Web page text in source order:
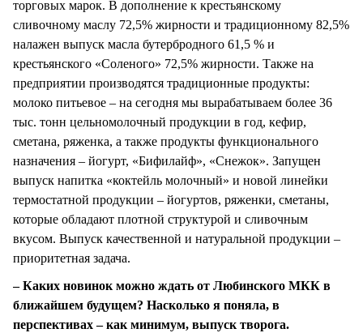
торговых марок. В дополнение к крестьянскому
сливочному маслу 72,5% жирности и традиционному 82,5%
налажен выпуск масла бутербродного 61,5 % и
крестьянского «Соленого» 72,5% жирности. Также на
предприятии производятся традиционные продукты:
молоко питьевое – на сегодня мы вырабатываем более 36
тыс. тонн цельномолочный продукции в год, кефир,
сметана, ряженка, а также продукты функционального
назначения – йогурт, «Бифилайф», «Снежок». Запущен
выпуск напитка «коктейль молочный» и новой линейки
термостатной продукции – йогуртов, ряженки, сметаны,
которые обладают плотной структурой и сливочным
вкусом. Выпуск качественной и натуральной продукции –
приоритетная задача.
– Каких новинок можно ждать от Любинского МКК в
ближайшем будущем? Насколько я поняла, в
перспективах – как минимум, выпуск творога.